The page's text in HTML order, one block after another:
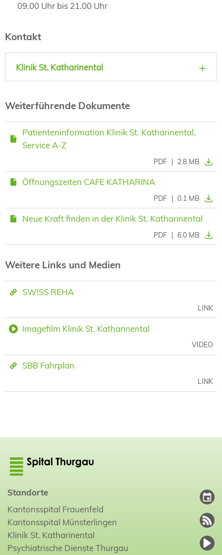
09.00 Uhr bis 21.00 Uhr
Kontakt
Klinik St. Katharinental
Weiterführende Dokumente
Patienteninformation Klinik St. Katharinental,
Service A-Z
PDF | 2.8 MB
Öffnungszeiten CAFE KATHARINA
PDF | 0.1 MB
Neue Kraft finden in der Klinik St. Katharinental
PDF | 6.0 MB
Weitere Links und Medien
SW!SS REHA
LINK
Imagefilm Klinik St. Katharinental
VIDEO
SBB Fahrplan
LINK
Standorte
Kantonsspital Frauenfeld
Kantonsspital Münsterlingen
Klinik St. Katharinental
Psychiatrische Dienste Thurgau